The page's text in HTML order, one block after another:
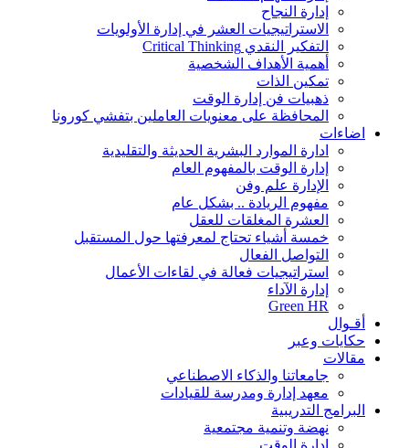
إدارة النجاح
الاستراتيجيات العشر في إدارة الأولويات
التفكير النقدي Critical Thinking
أهمية الأهداف الشخصية
تمكين الذات
ذهبيات فن إدارة الوقت
المحافظة على معنويات العاملين بتفشي كورونا
اضاءات
ادارة الموارد البشرية الحديثة والتقليدية
إدارة الوقت بالمفهوم العام
الإدارة علم وفن
مفهوم الريادة .. بشكل عام
العشرة المغلقات للعقل
خمسة أشياء تحتاج لمعرفتها حول المستقبل
التواصل الفعال
استراتيجيات فعالة في لقاءات الأعمال
إدارة الآداء
Green HR
أقـوال
حكايات وعبر
مقالات
جامعاتنا والذكاء الاصطناعي
معهد إدارة ومدرسة للقيادات
البرامج التدريبية
نهضة وتنمية مجتمعية
إدارة الوقت